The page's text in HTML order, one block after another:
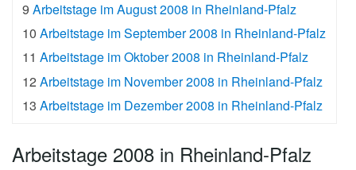
9 Arbeitstage im August 2008 in Rheinland-Pfalz
10 Arbeitstage im September 2008 in Rheinland-Pfalz
11 Arbeitstage im Oktober 2008 in Rheinland-Pfalz
12 Arbeitstage im November 2008 in Rheinland-Pfalz
13 Arbeitstage im Dezember 2008 in Rheinland-Pfalz
Arbeitstage 2008 in Rheinland-Pfalz